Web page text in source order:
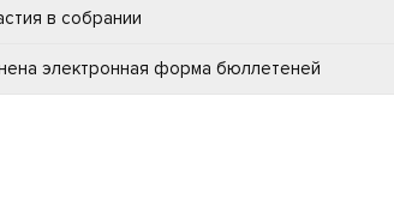
в собрании
электронная форма бюллетеней